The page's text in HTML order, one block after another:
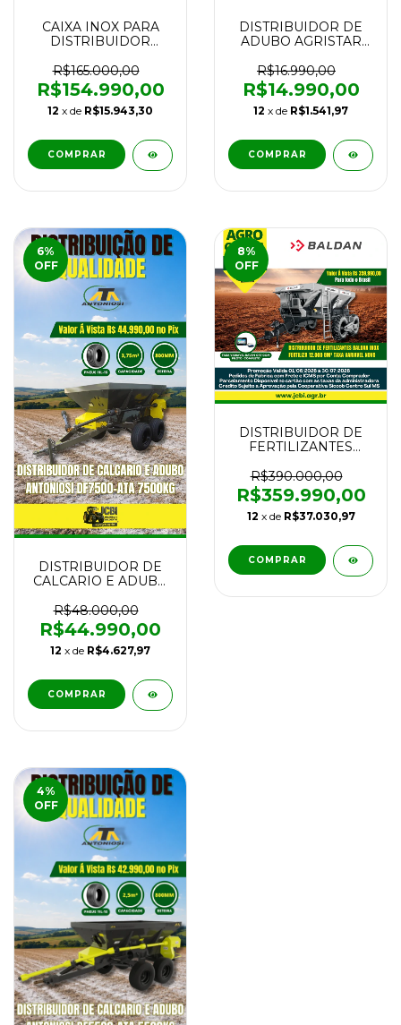
CAIXA INOX PARA
DISTRIBUIDOR
KAMAQ KOMANDER
100 CERES 5.000KG
NOVA
R$165.000,00
R$154.990,00
12 x de R$15.943,30
COMPRAR
DISTRIBUIDOR DE
ADUBO AGRISTAR
1600KG HIDRÁULICO
NOVO
R$16.990,00
R$14.990,00
12 x de R$1.541,97
COMPRAR
6%
OFF
DISTRIBUIDOR DE
CALCARIO E ADUBO
ATA 7500KG NOVO
R$48.000,00
R$44.990,00
12 x de R$4.627,97
COMPRAR
8%
OFF
DISTRIBUIDOR DE
FERTILIZANTES
FERTILIZA 8M³ TAXA
VARIAVEL NOVO
R$390.000,00
R$359.990,00
12 x de R$37.030,97
COMPRAR
4%
OFF